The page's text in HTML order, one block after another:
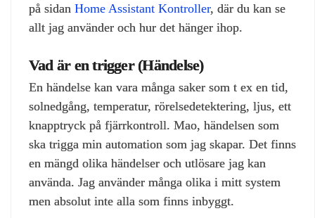
på sidan Home Assistant Kontroller, där du kan se
allt jag använder och hur det hänger ihop.
Vad är en trigger (Händelse)
En händelse kan vara många saker som t ex en tid,
solnedgång, temperatur, rörelsedetektering, ljus, ett
knapptryck på fjärrkontroll. Mao, händelsen som
ska trigga min automation som jag skapar. Det finns
en mängd olika händelser och utlösare jag kan
använda. Jag använder många olika i mitt system
men absolut inte alla som finns inbyggt.